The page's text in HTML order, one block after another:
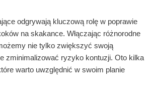
odgrywają kluczową rolę w poprawie
na skakance. Włączając różnorodne
nie tylko zwiększyć swoją
zminimalizować ryzyko kontuzji. Oto kilka
warto uwzględnić w swoim planie